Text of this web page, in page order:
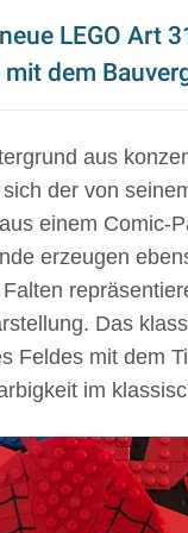
LEGO Art
dem
aus
der von
einem Comic-
erzeugen
Das
Feldes mit dem
im